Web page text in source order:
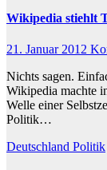
Wikipedia stiehlt
21. Januar 2012
Nichts sagen.
Wikipedia machte
Welle einer
Politik…
Deutschland Politik